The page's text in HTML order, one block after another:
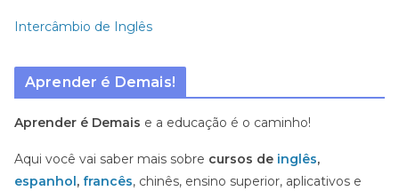
Intercâmbio de Inglês
Aprender é Demais!
Aprender é Demais e a educação é o caminho!
Aqui você vai saber mais sobre cursos de inglês,
espanhol , francês, chinês, ensino superior, aplicativos e